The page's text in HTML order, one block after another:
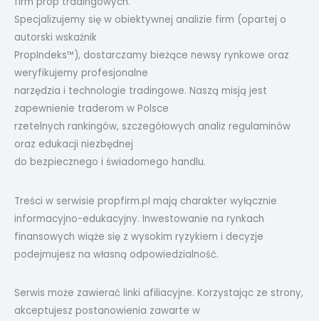
Specjalizujemy się w obiektywnej analizie firm (opartej o
autorski wskaźnik
PropIndeks™), dostarczamy bieżące newsy rynkowe oraz
weryfikujemy profesjonalne
narzędzia i technologie tradingowe. Naszą misją jest
zapewnienie traderom w Polsce
rzetelnych rankingów, szczegółowych analiz regulaminów
oraz edukacji niezbędnej
do bezpiecznego i świadomego handlu.
Treści w serwisie propfirm.pl mają charakter wyłącznie
informacyjno-edukacyjny. Inwestowanie na rynkach
finansowych wiąże się z wysokim ryzykiem i decyzje
podejmujesz na własną odpowiedzialność.
Serwis może zawierać linki afiliacyjne. Korzystając ze strony,
akceptujesz postanowienia zawarte w